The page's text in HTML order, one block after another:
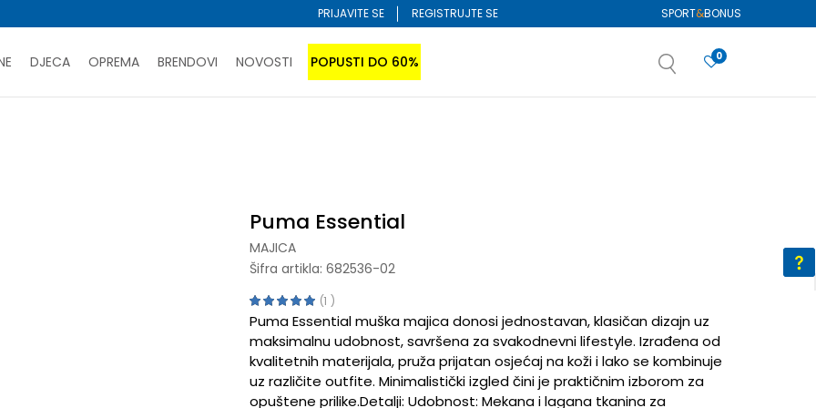
SPORT&BONUS
PRIJAVITE SE REGISTRUJTE SE
DJECA OPREMA BRENDOVI NOVOSTI POPUSTI DO 60% 0
Puma Essential
MAJICA
Šifra artikla: 682536-02
1
Puma Essential muška majica donosi jednostavan, klasičan dizajn uz
maksimalnu udobnost, savršena za svakodnevni lifestyle. Izrađena od
kvalitetnih materijala, pruža prijatan osjećaj na koži i lako se kombinuje
uz različite outfite. Minimalistički izgled čini je praktičnim izborom za
opuštene prilike.Detalji: Udobnost: Mekana i lagana tkanina za